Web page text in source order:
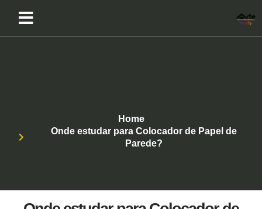
Home
Onde estudar para Colocador de Papel de
Parede?